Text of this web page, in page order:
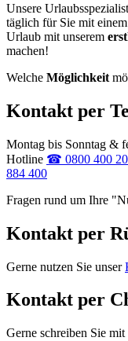
Unsere
täglich für Sie mit
Urlaub mit unserem
machen!
Welche Möglichkeit
Kontakt per
Montag bis Sonntag &
Hotline ☎ 0800 400
884 400
Fragen rund um Ihre
Kontakt per
Gerne nutzen Sie unser
Kontakt per
Gerne schreiben Sie